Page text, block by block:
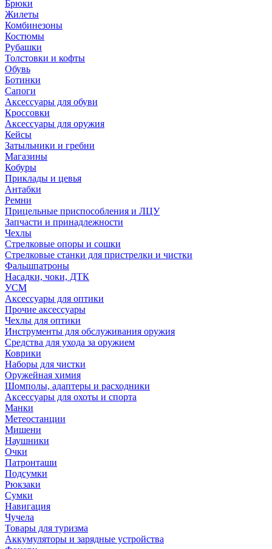
Брюки
Жилеты
Комбинезоны
Костюмы
Рубашки
Толстовки и кофты
Обувь
Ботинки
Сапоги
Аксессуары для обуви
Кроссовки
Аксессуары для оружия
Кейсы
Затыльники и гребни
Магазины
Кобуры
Приклады и цевья
Антабки
Ремни
Прицельные приспособления и ЛЦУ
Запчасти и принадлежности
Чехлы
Стрелковые опоры и сошки
Стрелковые станки для пристрелки и чистки
Фальшпатроны
Насадки, чоки, ДТК
УСМ
Аксессуары для оптики
Прочие аксессуары
Чехлы для оптики
Инструменты для обслуживания оружия
Средства для ухода за оружием
Коврики
Наборы для чистки
Оружейная химия
Шомполы, адаптеры и расходники
Аксессуары для охоты и спорта
Манки
Метеостанции
Мишени
Наушники
Очки
Патронташи
Подсумки
Рюкзаки
Сумки
Навигация
Чучела
Товары для туризма
Аккумуляторы и зарядные устройства